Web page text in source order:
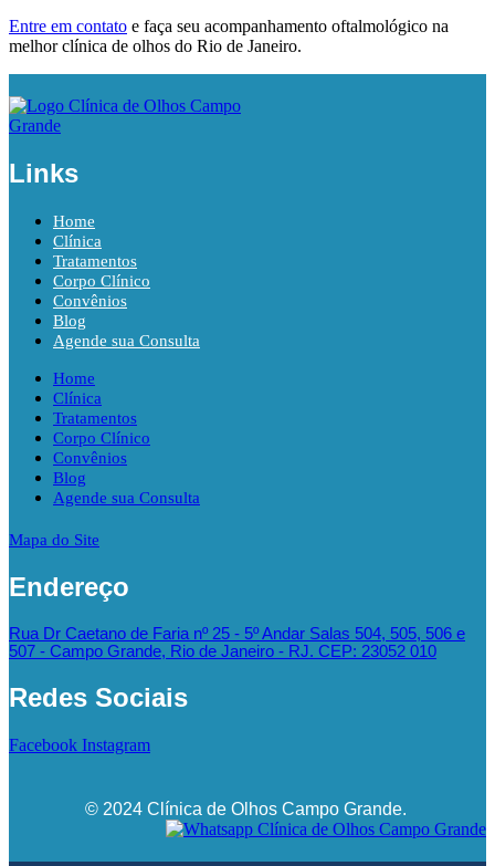
Entre em contato e faça seu acompanhamento oftalmológico na
melhor clínica de olhos do Rio de Janeiro.
Links
Home
Clínica
Tratamentos
Corpo Clínico
Convênios
Blog
Agende sua Consulta
Home
Clínica
Tratamentos
Corpo Clínico
Convênios
Blog
Agende sua Consulta
Mapa do Site
Endereço
Rua Dr Caetano de Faria nº 25 - 5º Andar Salas 504, 505, 506 e
507 - Campo Grande, Rio de Janeiro - RJ. CEP: 23052 010
Redes Sociais
Facebook Instagram
© 2024 Clínica de Olhos Campo Grande.